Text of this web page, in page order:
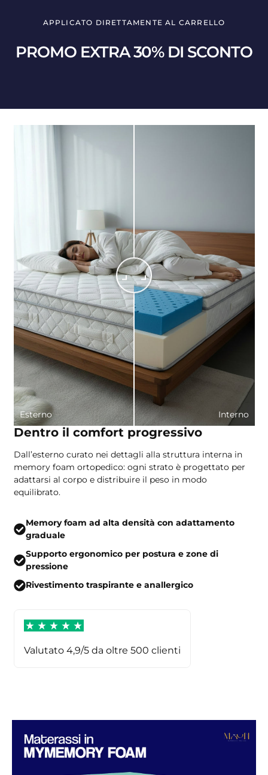
APPLICATO DIRETTAMENTE AL CARRELLO
PROMO EXTRA 30% DI SCONTO
Esterno Interno
Dentro il comfort progressivo
Dall’esterno curato nei dettagli alla struttura interna in
memory foam ortopedico: ogni strato è progettato per
adattarsi al corpo e distribuire il peso in modo
equilibrato.
Memory foam ad alta densità con adattamento
graduale
Supporto ergonomico per postura e zone di
pressione
Rivestimento traspirante e anallergico
Valutato 4,9/5 da oltre 500 clienti